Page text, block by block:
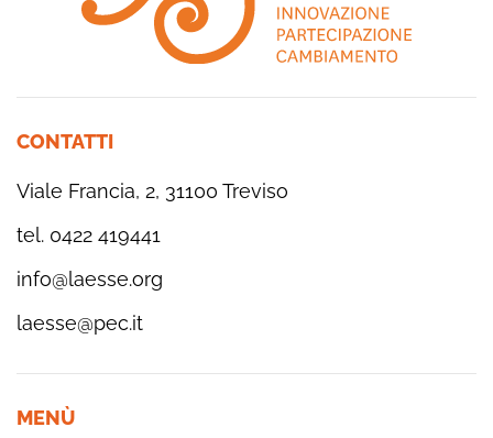
CONTATTI
Viale Francia, 2, 31100 Treviso
tel. 0422 419441
info@laesse.org
laesse@pec.it
MENÙ